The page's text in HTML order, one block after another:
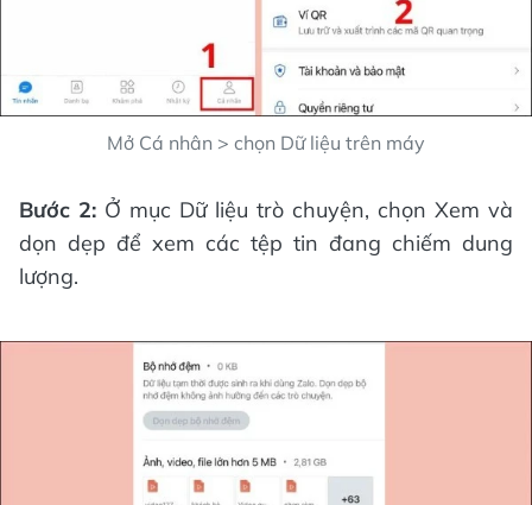
Mở Cá nhân > chọn Dữ liệu trên máy
Bước 2: Ở mục Dữ liệu trò chuyện, chọn Xem và
dọn dẹp để xem các tệp tin đang chiếm dung
lượng.